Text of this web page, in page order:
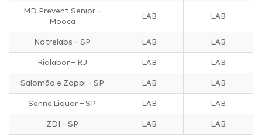
MD Prevent Senior –
Mooca
LAB LAB
Notrelabs – SP LAB LAB
Riolabor – RJ LAB LAB
Salomão e Zoppi – SP LAB LAB
Senne Liquor – SP LAB LAB
ZDI – SP LAB LAB